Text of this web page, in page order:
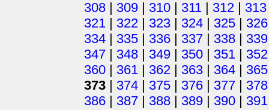
308 | 309 | 310 | 311 | 312 | 313
321 | 322 | 323 | 324 | 325 | 326
334 | 335 | 336 | 337 | 338 | 339
347 | 348 | 349 | 350 | 351 | 352
360 | 361 | 362 | 363 | 364 | 365
373 | 374 | 375 | 376 | 377 | 378
386 | 387 | 388 | 389 | 390 | 391